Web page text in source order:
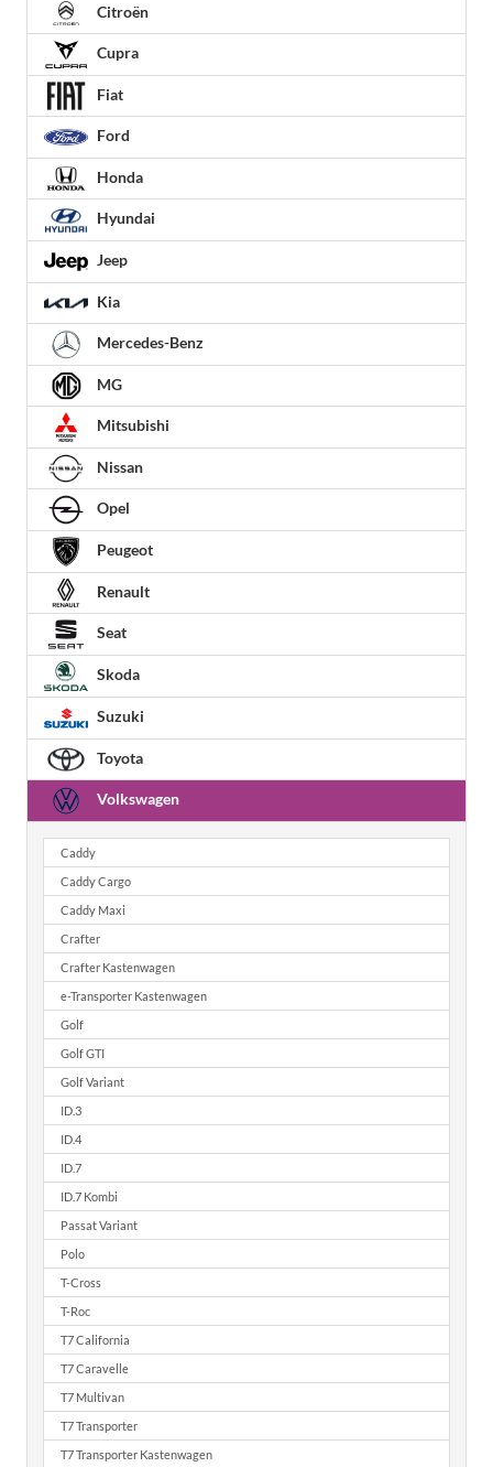
Citroën
Cupra
Fiat
Ford
Honda
Hyundai
Jeep
Kia
Mercedes-Benz
MG
Mitsubishi
Nissan
Opel
Peugeot
Renault
Seat
Skoda
Suzuki
Toyota
Volkswagen
Caddy
Caddy Cargo
Caddy Maxi
Crafter
Crafter Kastenwagen
e-Transporter Kastenwagen
Golf
Golf GTI
Golf Variant
ID.3
ID.4
ID.7
ID.7 Kombi
Passat Variant
Polo
T-Cross
T-Roc
T7 California
T7 Caravelle
T7 Multivan
T7 Transporter
T7 Transporter Kastenwagen